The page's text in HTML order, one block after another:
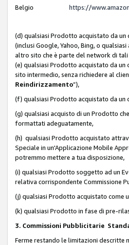
Belgio
https://
(d) qualsiasi Prodotto acquistato da un
(inclusi Google, Yahoo, Bing, o
altro sito che è parte del network di tali
(e) qualsiasi Prodotto acquistato da un
sito intermedio, senza richiedere al
Reindirizzamento”),
(f) qualsiasi Prodotto acquistato da un
(g) qualsiasi acquisto di un Prodotto
formattati adeguatamente,
(h) qualsiasi Prodotto acquistato
Speciale in un'Applicazione Mobile
potremmo mettere a tua disposizione,
(i) qualsiasi Prodotto soggetto ad un
relativa corrispondente Commissione
(j) qualsiasi Prodotto acquistato come
(k) qualsiasi Prodotto in fase di pre-
3. Commissioni Pubblicitarie
Ferme restando le limitazioni descritte